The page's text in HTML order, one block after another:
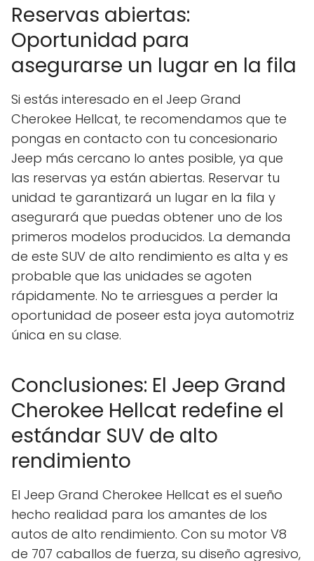
Reservas abiertas:
Oportunidad para
asegurarse un lugar en la fila
Si estás interesado en el Jeep Grand
Cherokee Hellcat, te recomendamos que te
pongas en contacto con tu concesionario
Jeep más cercano lo antes posible, ya que
las reservas ya están abiertas. Reservar tu
unidad te garantizará un lugar en la fila y
asegurará que puedas obtener uno de los
primeros modelos producidos. La demanda
de este SUV de alto rendimiento es alta y es
probable que las unidades se agoten
rápidamente. No te arriesgues a perder la
oportunidad de poseer esta joya automotriz
única en su clase.
Conclusiones: El Jeep Grand
Cherokee Hellcat redefine el
estándar SUV de alto
rendimiento
El Jeep Grand Cherokee Hellcat es el sueño
hecho realidad para los amantes de los
autos de alto rendimiento. Con su motor V8
de 707 caballos de fuerza, su diseño agresivo,